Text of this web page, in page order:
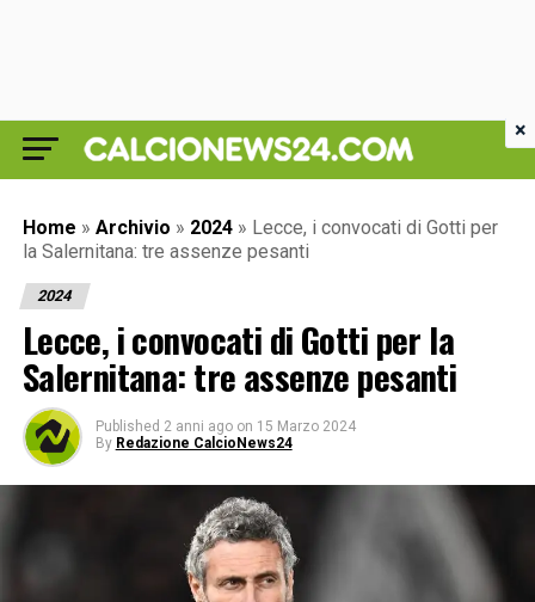
Home » Archivio » 2024 » Lecce, i convocati di Gotti per
la Salernitana: tre assenze pesanti
2024
Lecce, i convocati di Gotti per la
Salernitana: tre assenze pesanti
Published 2 anni ago on 15 Marzo 2024
By Redazione CalcioNews24
×